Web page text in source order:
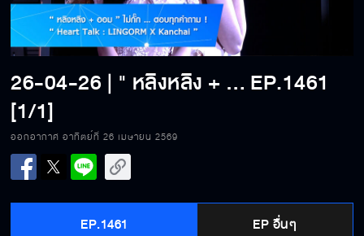
Video
26-04-26 | " หลิงหลิง + ออม " ไม่กั๊ก... ตอบทุกคำถาม " Heart Talk : LINGORM x Kanchai " EP.1461
[1/1]
ออกอากาศ อาทิตย์ที่ 26 เมษายน 2569
EP.1461 EP อื่นๆ